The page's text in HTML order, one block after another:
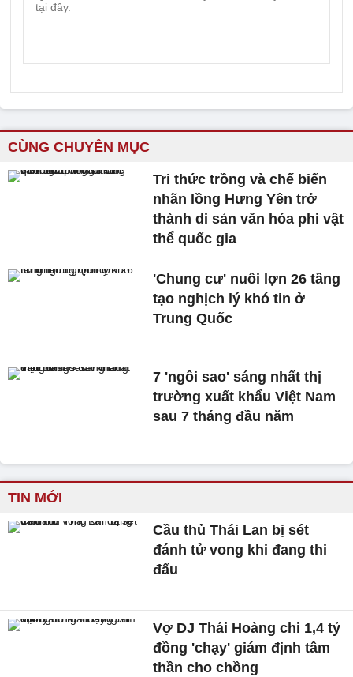
CÙNG CHUYÊN MỤC
Tri thức trồng và chế biến
nhãn lồng Hưng Yên trở
thành di sản văn hóa phi vật
thể quốc gia
'Chung cư' nuôi lợn 26 tầng
tạo nghịch lý khó tin ở
Trung Quốc
7 'ngôi sao' sáng nhất thị
trường xuất khẩu Việt Nam
sau 7 tháng đầu năm
TIN MỚI
Cầu thủ Thái Lan bị sét
đánh tử vong khi đang thi
đấu
Vợ DJ Thái Hoàng chi 1,4 tỷ
đồng 'chạy' giám định tâm
thần cho chồng